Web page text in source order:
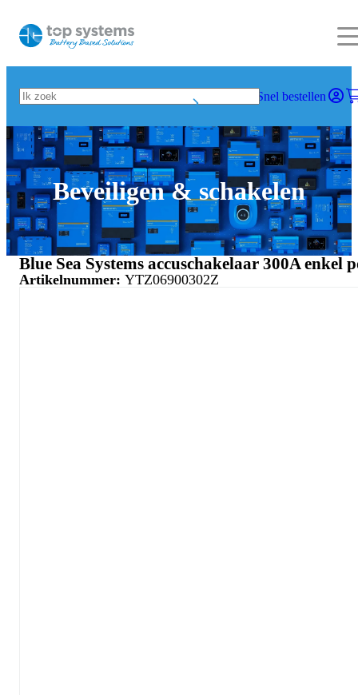
Snel bestellen
Beveiligen & schakelen
Blue Sea Systems accuschakelaar 300A enkel
Artikelnummer: YTZ06900302Z